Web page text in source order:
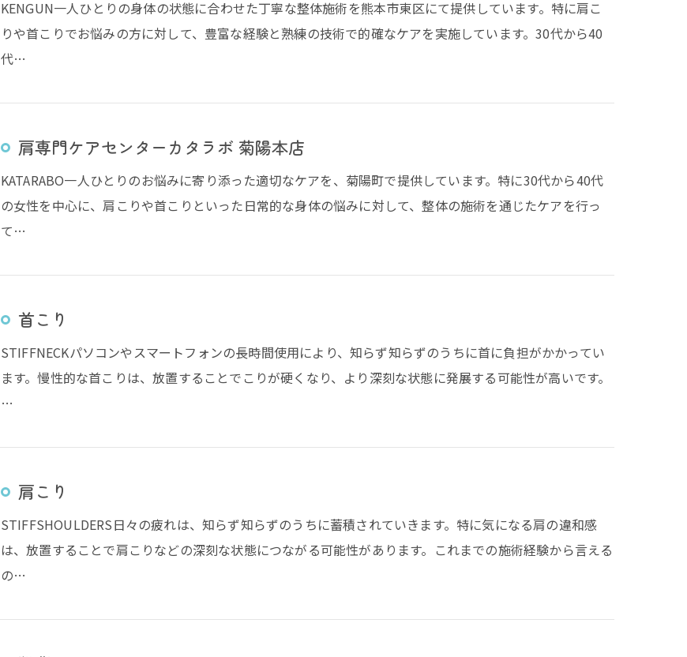
KENGUN一人ひとりの身体の状態に合わせた丁寧な整体施術を熊本市東区にて提供しています。特に肩こ
りや首こりでお悩みの方に対して、豊富な経験と熟練の技術で的確なケアを実施しています。30代から40
代…
肩専門ケアセンターカタラボ 菊陽本店
KATARABO一人ひとりのお悩みに寄り添った適切なケアを、菊陽町で提供しています。特に30代から40代
の女性を中心に、肩こりや首こりといった日常的な身体の悩みに対して、整体の施術を通じたケアを行っ
て…
首こり
STIFFNECKパソコンやスマートフォンの長時間使用により、知らず知らずのうちに首に負担がかかってい
ます。慢性的な首こりは、放置することでこりが硬くなり、より深刻な状態に発展する可能性が高いです。
…
肩こり
STIFFSHOULDERS日々の疲れは、知らず知らずのうちに蓄積されていきます。特に気になる肩の違和感
は、放置することで肩こりなどの深刻な状態につながる可能性があります。これまでの施術経験から言える
の…